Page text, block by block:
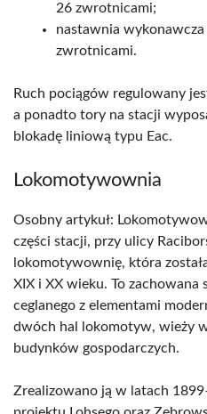
26 zwrotnicami;
nastawnia
zwrotnicami.
Ruch pociągów regulowany
a ponadto tory na stacji
blokadę liniową typu Eac.
Lokomotywownia
Osobny artykuł:
części stacji, przy ulicy
lokomotywownię, która
XIX i XX wieku. To
ceglanego z elementami
dwóch hal lokomotyw, wieży
budynków gospodarczych.
Zrealizowano ją w latach